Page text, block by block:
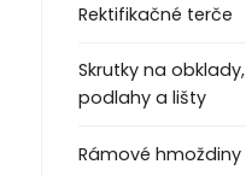
Rektifikačné terče
Skrutky na obklady,
podlahy a lišty
Rámové hmoždiny